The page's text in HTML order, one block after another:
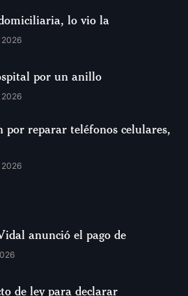
lo vio la
2026
por un anillo
2026
por reparar teléfonos celulares,
2026
anunció el pago de
de ley para declarar